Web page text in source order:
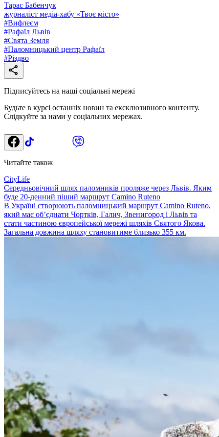
Тарас Бабенчук
журналіст медіа-хабу «Твоє місто»
#Вифлеєм
#Рафаїл Львів
#Свята Земля
#Паломницький центр Рафаїл
#Різдво
Підписуйтесь на наші соціальні мережі
Будьте в курсі останніх новин та ексклюзивного контенту.
Слідкуйте за нами у соціальних мережах.
Читайте також
CityLife
Середньовічний шлях паломників проляже через Львів. Яким
буде 20-денний піший маршрут Camino Ruteno
В Україні створюють паломницький маршрут Camino Ruteno,
який має об’єднати Чортків, Галич, Звенигород і Львів та
стати частиною європейської мережі шляхів Святого Якова.
Загальна довжина шляху становитиме близько 355 км.